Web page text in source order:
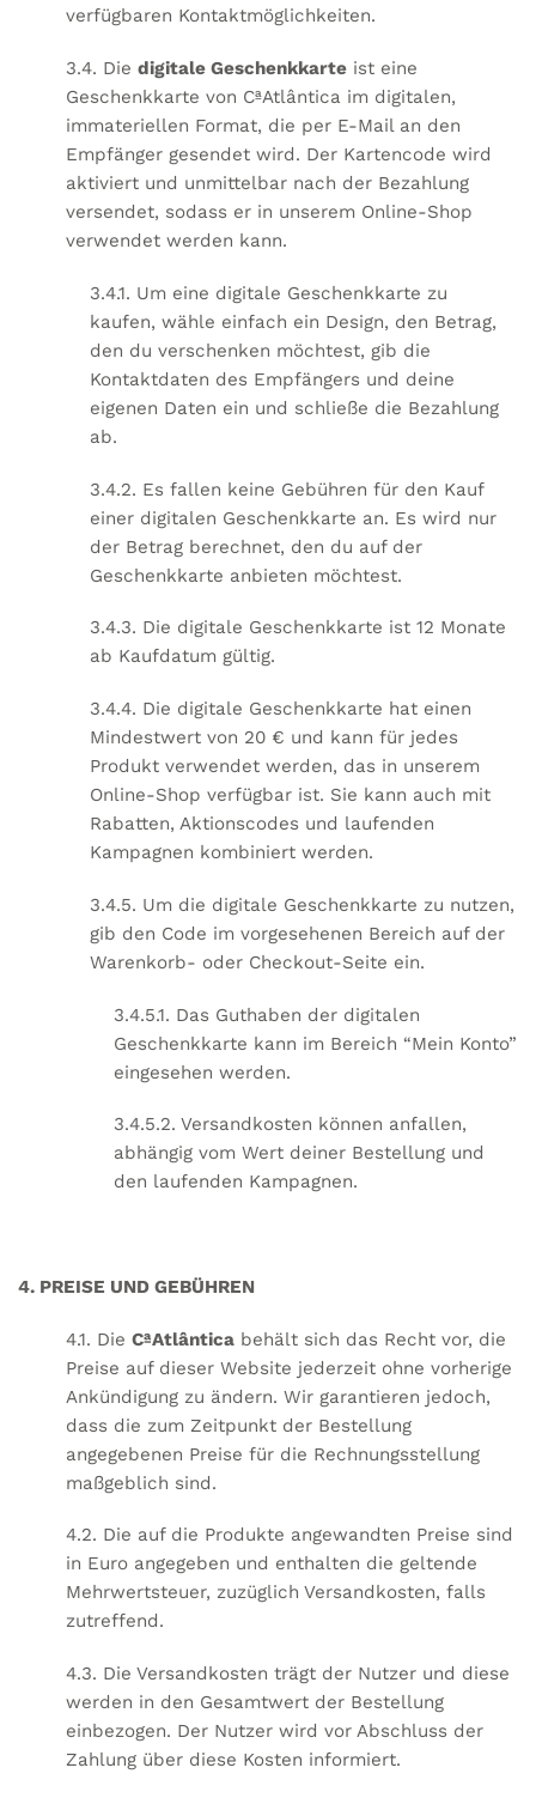
verfügbaren Kontaktmöglichkeiten.
3.4. Die digitale Geschenkkarte ist eine
Geschenkkarte von CªAtlântica im digitalen,
immateriellen Format, die per E-Mail an den
Empfänger gesendet wird. Der Kartencode wird
aktiviert und unmittelbar nach der Bezahlung
versendet, sodass er in unserem Online-Shop
verwendet werden kann.
3.4.1. Um eine digitale Geschenkkarte zu
kaufen, wähle einfach ein Design, den Betrag,
den du verschenken möchtest, gib die
Kontaktdaten des Empfängers und deine
eigenen Daten ein und schließe die Bezahlung
ab.
3.4.2. Es fallen keine Gebühren für den Kauf
einer digitalen Geschenkkarte an. Es wird nur
der Betrag berechnet, den du auf der
Geschenkkarte anbieten möchtest.
3.4.3. Die digitale Geschenkkarte ist 12 Monate
ab Kaufdatum gültig.
3.4.4. Die digitale Geschenkkarte hat einen
Mindestwert von 20 € und kann für jedes
Produkt verwendet werden, das in unserem
Online-Shop verfügbar ist. Sie kann auch mit
Rabatten, Aktionscodes und laufenden
Kampagnen kombiniert werden.
3.4.5. Um die digitale Geschenkkarte zu nutzen,
gib den Code im vorgesehenen Bereich auf der
Warenkorb- oder Checkout-Seite ein.
3.4.5.1. Das Guthaben der digitalen
Geschenkkarte kann im Bereich “Mein Konto”
eingesehen werden.
3.4.5.2. Versandkosten können anfallen,
abhängig vom Wert deiner Bestellung und
den laufenden Kampagnen.
4. PREISE UND GEBÜHREN
4.1. Die CªAtlântica behält sich das Recht vor, die
Preise auf dieser Website jederzeit ohne vorherige
Ankündigung zu ändern. Wir garantieren jedoch,
dass die zum Zeitpunkt der Bestellung
angegebenen Preise für die Rechnungsstellung
maßgeblich sind.
4.2. Die auf die Produkte angewandten Preise sind
in Euro angegeben und enthalten die geltende
Mehrwertsteuer, zuzüglich Versandkosten, falls
zutreffend.
4.3. Die Versandkosten trägt der Nutzer und diese
werden in den Gesamtwert der Bestellung
einbezogen. Der Nutzer wird vor Abschluss der
Zahlung über diese Kosten informiert.